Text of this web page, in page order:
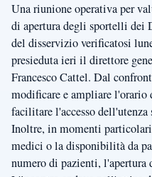
Una riunione operativa per
di apertura degli sportelli dei
del disservizio verificatosi
presieduta ieri il direttore
Francesco Cattel. Dal
modificare e ampliare
facilitare l'accesso
Inoltre, in momenti
medici o la disponibilità da
numero di pazienti,